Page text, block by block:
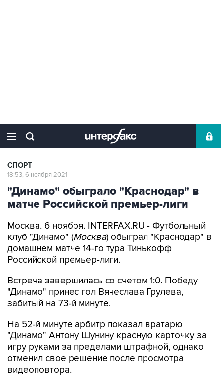
СПОРТ
18:53, 6 ноября 2021
"Динамо" обыграло "Краснодар" в
матче Российской премьер-лиги
Москва. 6 ноября. INTERFAX.RU - Футбольный
клуб "Динамо" (Москва) обыграл "Краснодар" в
домашнем матче 14-го тура Тинькофф
Российской премьер-лиги.
Встреча завершилась со счетом 1:0. Победу
"Динамо" принес гол Вячеслава Грулева,
забитый на 73-й минуте.
На 52-й минуте арбитр показал вратарю
"Динамо" Антону Шунину красную карточку за
игру руками за пределами штрафной, однако
отменил свое решение после просмотра
видеоповтора.